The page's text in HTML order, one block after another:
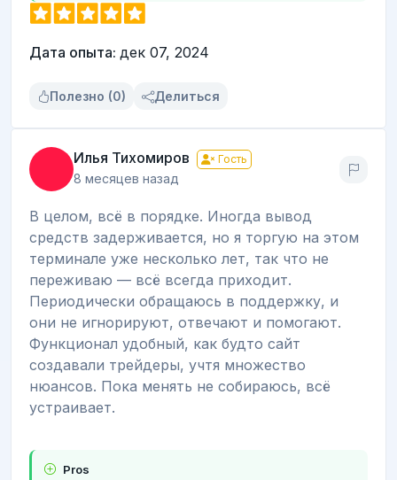
Дата опыта: дек 07, 2024
Полезно (0) Делиться
Илья Тихомиров Гость
8 месяцев назад
В целом, всё в порядке. Иногда вывод
средств задерживается, но я торгую на этом
терминале уже несколько лет, так что не
переживаю — всё всегда приходит.
Периодически обращаюсь в поддержку, и
они не игнорируют, отвечают и помогают.
Функционал удобный, как будто сайт
создавали трейдеры, учтя множество
нюансов. Пока менять не собираюсь, всё
устраивает.
Pros